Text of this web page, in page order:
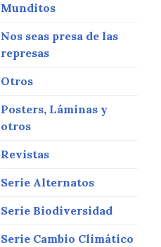
Munditos
Nos seas presa de las
represas
Otros
Posters, Láminas y
otros
Revistas
Serie Alternatos
Serie Biodiversidad
Serie Cambio Climático